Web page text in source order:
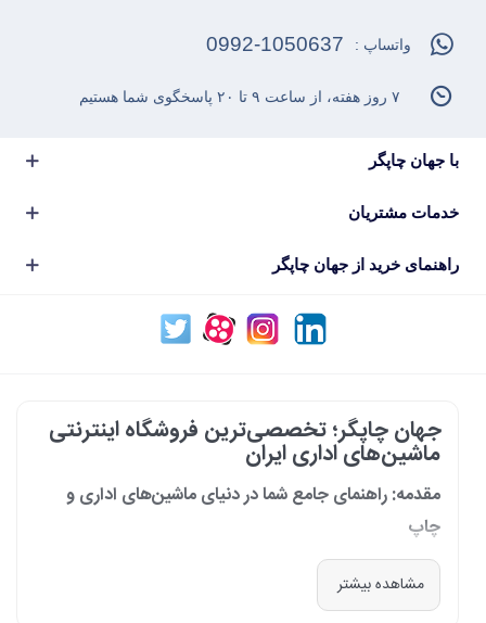
با جهان چاپگر
خدمات مشتریان
راهنمای خرید از جهان چاپگر
واتساپ : 0992-1050637
۷ روز هفته، از ساعت ۹ تا ۲۰ پاسخگوی شما هستیم
جهان چاپگر؛ تخصصی‌ترین فروشگاه اینترنتی
ماشین‌های اداری ایران
مقدمه: راهنمای جامع شما در دنیای ماشین‌های اداری و
چاپ
در دنیای پرشتاب امروز که کسب‌وکارها و سازمان‌ها برای افزایش بهره‌وری خود به
فناوری‌های نوین وابسته‌اند، دسترسی به ابزارهای کارآمد و قابل اعتماد یک
مشاهده بیشتر